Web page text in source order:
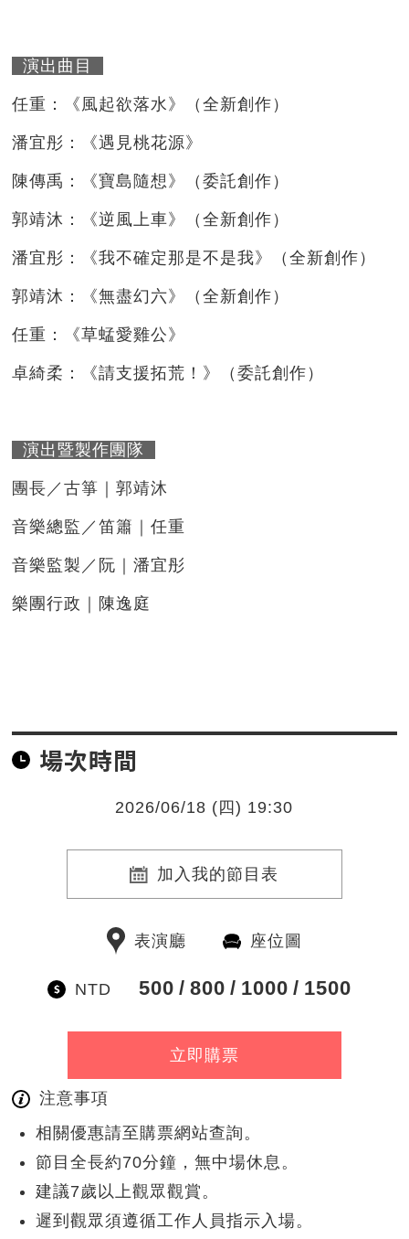
演出曲目
任重：《風起欲落水》（全新創作）
潘宜彤：《遇見桃花源》
陳傳禹：《寶島隨想》（委託創作）
郭靖沐：《逆風上車》（全新創作）
潘宜彤：《我不確定那是不是我》（全新創作）
郭靖沐：《無盡幻六》（全新創作）
任重：《草蜢愛雞公》
卓綺柔：《請支援拓荒！》（委託創作）
演出暨製作團隊
團長／古箏｜郭靖沐
音樂總監／笛簫｜任重
音樂監製／阮｜潘宜彤
樂團行政｜陳逸庭
場次時間
2026/06/18 (四) 19:30
加入我的節目表
表演廳 座位圖
NTD 500 800 1000 1500
立即購票
注意事項
相關優惠請至購票網站查詢。
節目全長約70分鐘，無中場休息。
建議7歲以上觀眾觀賞。
遲到觀眾須遵循工作人員指示入場。